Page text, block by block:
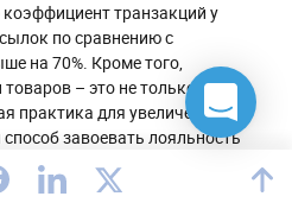
транзакций у
по сравнению с
на 70%. Кроме того,
– это не только
практика для увеличения
завоевать лояльность